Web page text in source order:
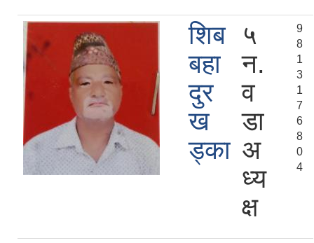
शिब
बहा
दुर
ख
ड्का
५
न.
व
डा
अ
ध्य
क्ष
9
8
1
3
1
7
6
8
0
4